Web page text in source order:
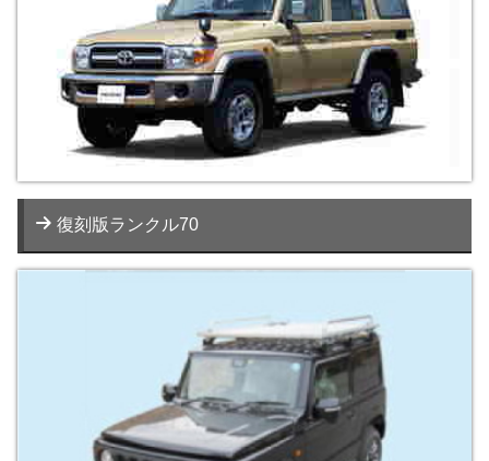
復刻版ランクル70